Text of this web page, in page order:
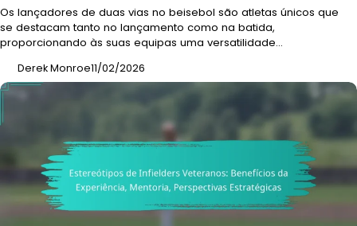
Os lançadores de duas vias no beisebol são atletas únicos que
se destacam tanto no lançamento como na batida,
proporcionando às suas equipas uma versatilidade…
Derek Monroe11/02/2026